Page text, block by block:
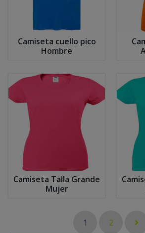
Camiseta cuello pico
Hombre
Camiseta Talla Grande
Mujer
1 2